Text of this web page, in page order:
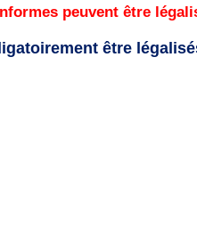
peuvent être
être